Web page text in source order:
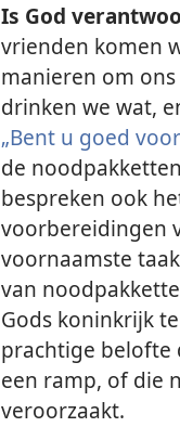
Is God
vrienden komen
manieren om
drinken we wat,
„Bent u goed
de
bespreken ook
voorbereidingen
voornaamste
van
Gods koninkrijk
prachtige belofte
een ramp, of die
veroorzaakt.